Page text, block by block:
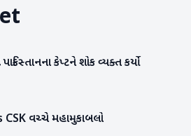
કેપ્ટને શોક વ્યક્ત કર્યો
વચ્ચે મહામુકાબલો